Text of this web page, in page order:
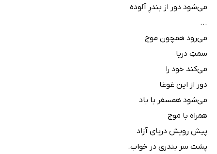
می‌شود دور از بندرِ آلوده
...
می‌رود همچون موج
سمتِ دریا
می‌کند خود را
دور از این غوغا
می‌شود همسفر با باد
همراه با موج
پیش رویش دریای آزاد
پشت سر بندری در خواب.